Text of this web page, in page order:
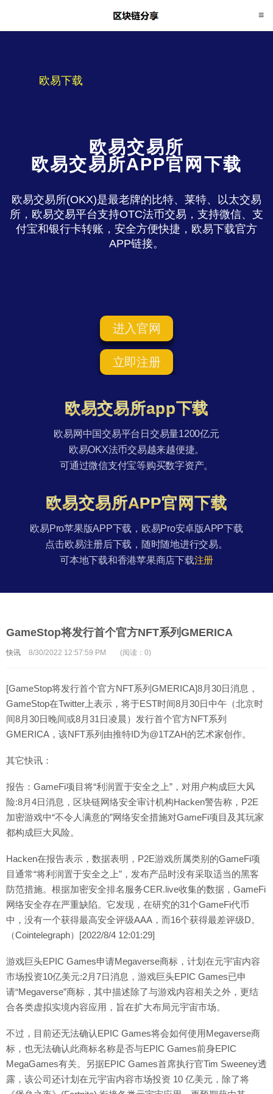
欧易下载
欧易交易所
欧易交易所APP官网下载
欧易交易所(OKX)是最老牌的比特、莱特、以太交易
所，欧易交易平台支持OTC法币交易，支持微信、支
付宝和银行卡转账，安全方便快捷，欧易下载官方
APP链接。
进入官网
立即注册
欧易交易所app下载
欧易网中国交易平台日交易量1200亿元
欧易OKX法币交易越来越便捷。
可通过微信支付宝等购买数字资产。
欧易交易所APP官网下载
欧易Pro苹果版APP下载，欧易Pro安卓版APP下载
点击欧易注册后下载，随时随地进行交易。
可本地下载和香港苹果商店下载注册
GameStop将发行首个官方NFT系列GMERICA
快讯 8/30/2022 12:57:59 PM (阅读：0)
[GameStop将发行首个官方NFT系列GMERICA]8月30日消息，
GameStop在Twitter上表示，将于EST时间8月30日中午（北京时
间8月30日晚间或8月31日凌晨）发行首个官方NFT系列
GMERICA，该NFT系列由推特ID为@1TZAH的艺术家创作。
其它快讯：
报告：GameFi项目将“利润置于安全之上”，对用户构成巨大风
险:8月4日消息，区块链网络安全审计机构Hacken警告称，P2E
加密游戏中“不令人满意的”网络安全措施对GameFi项目及其玩家
都构成巨大风险。
Hacken在报告表示，数据表明，P2E游戏所属类别的GameFi项
目通常“将利润置于安全之上”，发布产品时没有采取适当的黑客
防范措施。根据加密安全排名服务CER.live收集的数据，GameFi
网络安全存在严重缺陷。它发现，在研究的31个GameFi代币
中，没有一个获得最高安全评级AAA，而16个获得最差评级D。
（Cointelegraph）[2022/8/4 12:01:29]
游戏巨头EPIC Games申请Megaverse商标，计划在元宇宙内容
市场投资10亿美元:2月7日消息，游戏巨头EPIC Games已申
请“Megaverse”商标，其中描述除了与游戏内容相关之外，更结
合各类虚拟实境内容应用，旨在扩大布局元宇宙市场。
不过，目前还无法确认EPIC Games将会如何使用Megaverse商
标，也无法确认此商标名称是否与EPIC Games前身EPIC
MegaGames有关。另据EPIC Games首席执行官Tim Sweeney透
露，该公司还计划在元宇宙内容市场投资 10 亿美元，除了将